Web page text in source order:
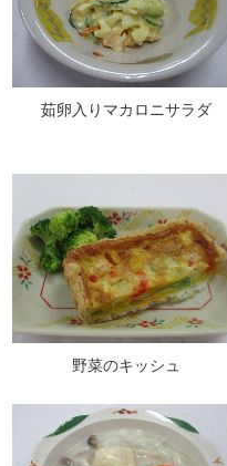
茹卵入りマカロニサラダ
野菜のキッシュ